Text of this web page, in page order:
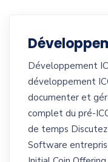
Développement
développement
documenter et
complet du pré-
de temps
Software